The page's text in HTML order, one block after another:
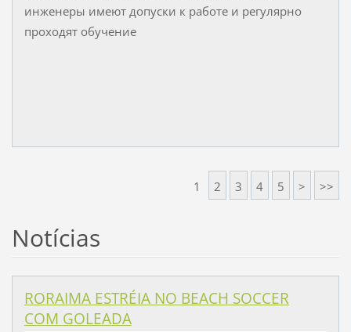
инженеры имеют допуски к работе и регулярно
проходят обучение
1 2 3 4 5 > >>
Notícias
RORAIMA ESTRÉIA NO BEACH SOCCER
COM GOLEADA